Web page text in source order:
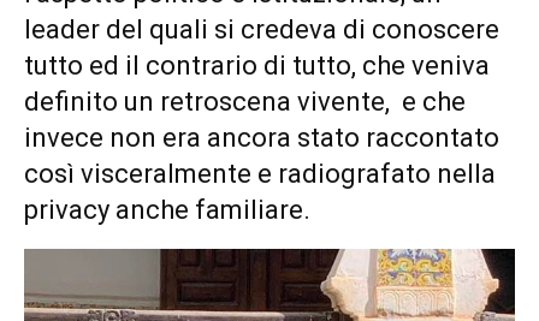
leader del quali si credeva di conoscere
tutto ed il contrario di tutto, che veniva
definito un retroscena vivente, e che
invece non era ancora stato raccontato
così visceralmente e radiografato nella
privacy anche familiare.